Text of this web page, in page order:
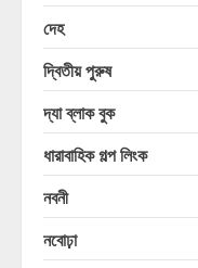
দেহ
দ্বিতীয় পুরুষ
দ্যা ব্লাক বুক
ধারাবাহিক গল্প লিংক
নবনী
নবোঢ়া